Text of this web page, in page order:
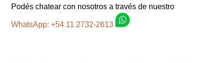
Carro
Podés chatear con nosotros a través de nuestro
WhatsApp: +54 11 2732-2613